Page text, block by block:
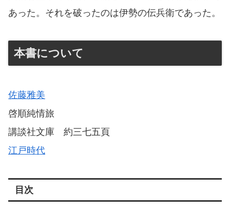
あった。それを破ったのは伊勢の伝兵衛であった。
本書について
佐藤雅美
啓順純情旅
講談社文庫 約三七五頁
江戸時代
目次